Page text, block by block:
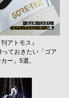
アトモス』
ておきたい「ゴア
ー」5選。